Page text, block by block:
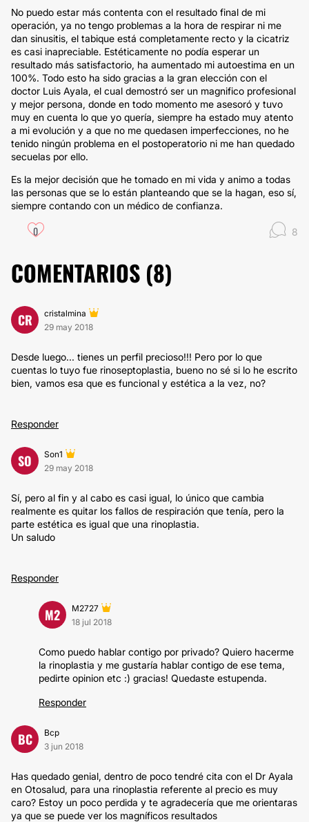
No puedo estar más contenta con el resultado final de mi
operación, ya no tengo problemas a la hora de respirar ni me
dan sinusitis, el tabique está completamente recto y la cicatriz
es casi inapreciable. Estéticamente no podía esperar un
resultado más satisfactorio, ha aumentado mi autoestima en un
100%. Todo esto ha sido gracias a la gran elección con el
doctor Luis Ayala, el cual demostró ser un magnifico profesional
y mejor persona, donde en todo momento me asesoró y tuvo
muy en cuenta lo que yo quería, siempre ha estado muy atento
a mi evolución y a que no me quedasen imperfecciones, no he
tenido ningún problema en el postoperatorio ni me han quedado
secuelas por ello.
Es la mejor decisión que he tomado en mi vida y animo a todas
las personas que se lo están planteando que se la hagan, eso sí,
siempre contando con un médico de confianza.
0 8
COMENTARIOS (8)
CR
cristalmina
29 may 2018
Desde luego... tienes un perfil precioso!!! Pero por lo que
cuentas lo tuyo fue rinoseptoplastia, bueno no sé si lo he escrito
bien, vamos esa que es funcional y estética a la vez, no?
Responder
SO
Son1
29 may 2018
Sí, pero al fin y al cabo es casi igual, lo único que cambia
realmente es quitar los fallos de respiración que tenía, pero la
parte estética es igual que una rinoplastia.
Un saludo
Responder
M2
M2727
18 jul 2018
Como puedo hablar contigo por privado? Quiero hacerme
la rinoplastia y me gustaría hablar contigo de ese tema,
pedirte opinion etc :) gracias! Quedaste estupenda.
Responder
BC
Bcp
3 jun 2018
Has quedado genial, dentro de poco tendré cita con el Dr Ayala
en Otosalud, para una rinoplastia referente al precio es muy
caro? Estoy un poco perdida y te agradecería que me orientaras
ya que se puede ver los magníficos resultados